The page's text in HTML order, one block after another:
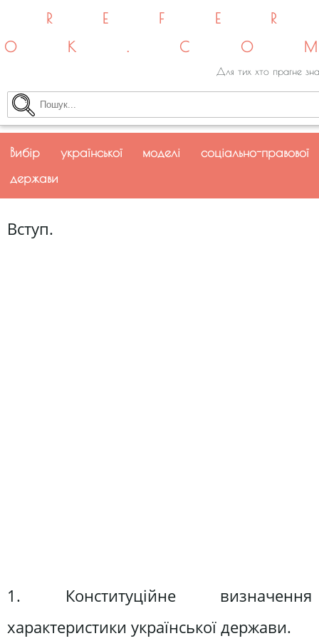
Для тих хто прагне
Вибір української моделі соціально-правової
держави
Вступ.
1. Конституційне визначення
характеристики української держави.